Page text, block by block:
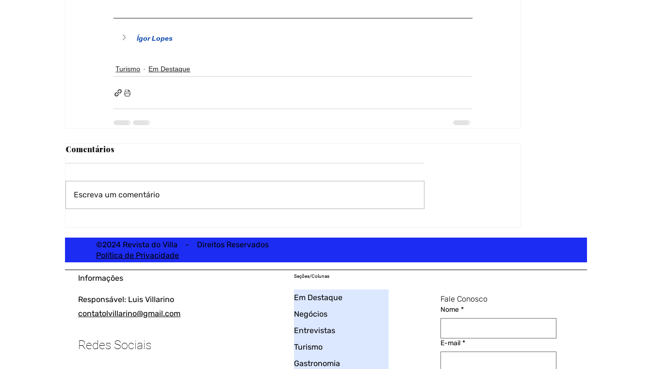
Ígor Lopes
Turismo Em Destaque
Comentários
Escreva um comentário
©2024 Revista do Villa - Direitos Reservados
Política de Privacidade
Fale Conosco
Nome *
E-mail *
Informações
Responsável: Luis Villarino
contatolvillarino@gmail.com
Redes Sociais
Seções/Colunas
Em Destaque
Negócios
Entrevistas
Turismo
Gastronomia